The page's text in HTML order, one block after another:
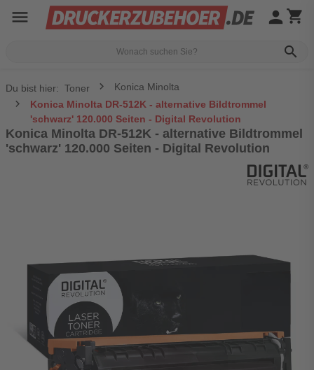
menu
search
person shopping_cart
Du bist hier: Toner
Konica Minolta
Konica Minolta DR-512K - alternative Bildtrommel
'schwarz' 120.000 Seiten - Digital Revolution
Konica Minolta DR-512K - alternative Bildtrommel
'schwarz' 120.000 Seiten - Digital Revolution